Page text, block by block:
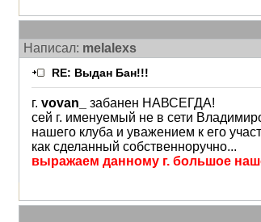
Написал: melalexs
RE: Выдан Бан!!!
г. vovan_
забанен НАВСЕГДА!
сей г. именуемый не в сети
нашего клуба и уважением к его
как сделанный собственноручно...
выражаем данному г. большое